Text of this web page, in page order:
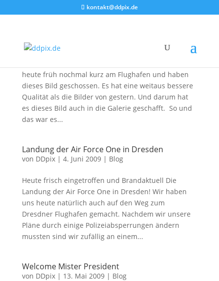
kontakt@ddpix.de
von
heute früh nochmal kurz am Flughafen und haben
dieses Bild geschossen. Es hat eine weitaus bessere
Qualität als die Bilder von gestern. Und darum hat
es dieses Bild auch in die Galerie geschafft. So und
das war es...
Landung der Air Force One in Dresden
von DDpix| 4. Juni 2009| Blog
Heute frisch eingetroffen und Brandaktuell Die
Landung der Air Force One in Dresden! Wir haben
uns heute natürlich auch auf den Weg zum
Dresdner Flughafen gemacht. Nachdem wir unsere
Pläne durch einige Polizeiabsperrungen ändern
mussten sind wir zufällig an einem...
Welcome Mister President
von DDpix| 13. Mai 2009| Blog